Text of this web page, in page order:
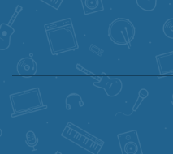
احسان اصغری
احسان دریادل
احسان علیانی